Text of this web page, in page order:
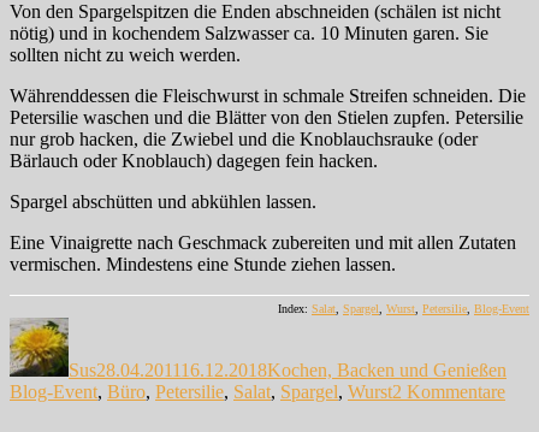
Von den Spargelspitzen die Enden abschneiden (schälen ist nicht
nötig) und in kochendem Salzwasser ca. 10 Minuten garen. Sie
sollten nicht zu weich werden.
Währenddessen die Fleischwurst in schmale Streifen schneiden. Die
Petersilie waschen und die Blätter von den Stielen zupfen. Petersilie
nur grob hacken, die Zwiebel und die Knoblauchsrauke (oder
Bärlauch oder Knoblauch) dagegen fein hacken.
Spargel abschütten und abkühlen lassen.
Eine Vinaigrette nach Geschmack zubereiten und mit allen Zutaten
vermischen. Mindestens eine Stunde ziehen lassen.
Index: Salat Spargel Wurst Petersilie Blog-Event
Autor
Sus28.04.201116.12.2018Kochen, Backen und Genießen
Blog-Event, Büro, Petersilie, Salat, Spargel, Wurst2 Kommentarezu